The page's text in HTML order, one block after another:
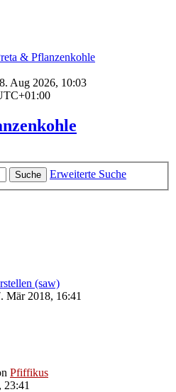
& Pflanzenkohle
Aug 2026, 10:03
Suche
Erweiterte Suche
(saw)
Mär 2018, 16:41
Pfiffikus